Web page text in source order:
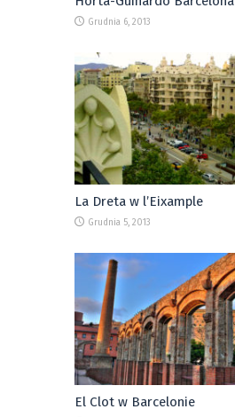
Grudnia 6, 2013
La Dreta w l’Eixample
Grudnia 5, 2013
El Clot w Barcelonie